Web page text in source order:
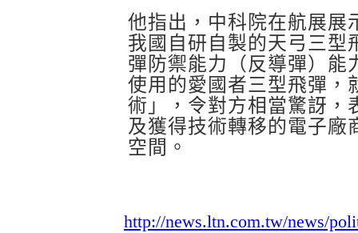
他指出，中科院在航展展
我國自研自製的天弓三型
彈防禦能力（反導彈）能
使用的愛國者三型飛彈，
術」，令對方相當驚訝，
及獲得技術轉移的電子廠
空間。
http://news.ltn.com.tw/news/